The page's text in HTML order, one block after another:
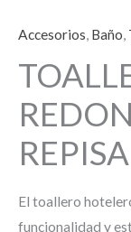
Accesorios, Baño,
El toallero
funcionalidad y